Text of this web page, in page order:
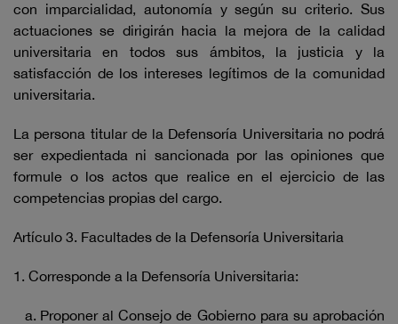
con imparcialidad, autonomía y según su criterio. Sus
actuaciones se dirigirán hacia la mejora de la calidad
universitaria en todos sus ámbitos, la justicia y la
satisfacción de los intereses legítimos de la comunidad
universitaria.
La persona titular de la Defensoría Universitaria no podrá
ser expedientada ni sancionada por las opiniones que
formule o los actos que realice en el ejercicio de las
competencias propias del cargo.
Artículo 3. Facultades de la Defensoría Universitaria
1. Corresponde a la Defensoría Universitaria:
Proponer al Consejo de Gobierno para su aprobación